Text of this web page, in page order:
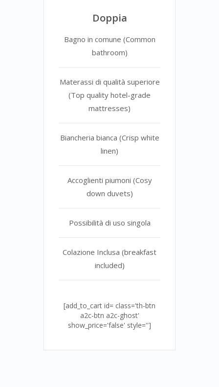
Doppia
Bagno in comune (Common
bathroom)
Materassi di qualità superiore
(Top quality hotel-grade
mattresses)
Biancheria bianca (Crisp white
linen)
Accoglienti piumoni (Cosy
down duvets)
Possibilità di uso singola
Colazione Inclusa (breakfast
included)
[add_to_cart id= class='th-btn
a2c-btn a2c-ghost'
show_price='false' style='']